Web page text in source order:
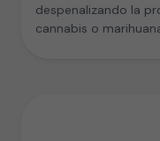
despenalizando la
cannabis o